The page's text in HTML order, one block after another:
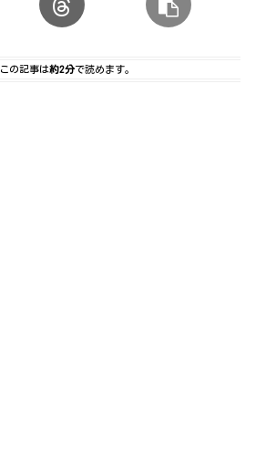
この記事は約2分で読めます。